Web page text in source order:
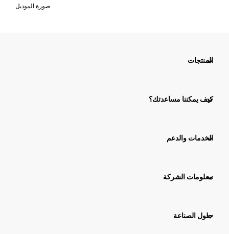
صورة الموديل
المنتجات
كيف يمكننا مساعدتك؟
الخدمات والدعم
معلومات الشركة
حلول الصناعة